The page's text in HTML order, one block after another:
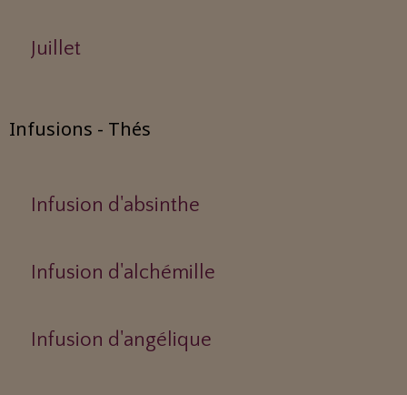
Juillet
Infusions - Thés
Infusion d'absinthe
Infusion d'alchémille
Infusion d'angélique